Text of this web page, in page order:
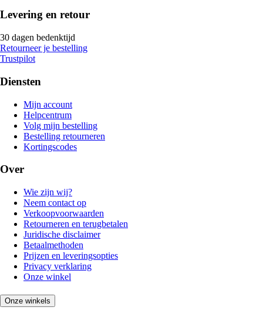
Levering en retour
30 dagen bedenktijd
Retourneer je bestelling
Trustpilot
Diensten
Mijn account
Helpcentrum
Volg mijn bestelling
Bestelling retourneren
Kortingscodes
Over
Wie zijn wij?
Neem contact op
Verkoopvoorwaarden
Retourneren en terugbetalen
Juridische disclaimer
Betaalmethoden
Prijzen en leveringsopties
Privacy verklaring
Onze winkel
Onze winkels